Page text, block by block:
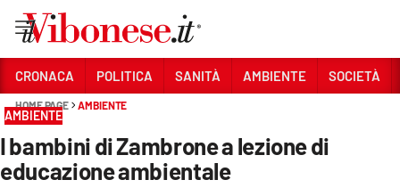
Sezioni
CRONACA
POLITICA
CRONACA POLITICA SANITÀ AMBIENTE SOCIETÀ
HOME PAGE AMBIENTE
AMBIENTE
I bambini di Zambrone a lezione di
educazione ambientale